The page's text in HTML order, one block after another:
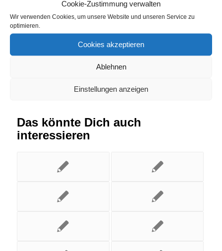
Cookie-Zustimmung verwalten
Wir verwenden Cookies, um unsere Website und unseren Service zu
optimieren.
Cookies akzeptieren
Ablehnen
Einstellungen anzeigen
Eintrag teilen
Das könnte Dich auch
interessieren